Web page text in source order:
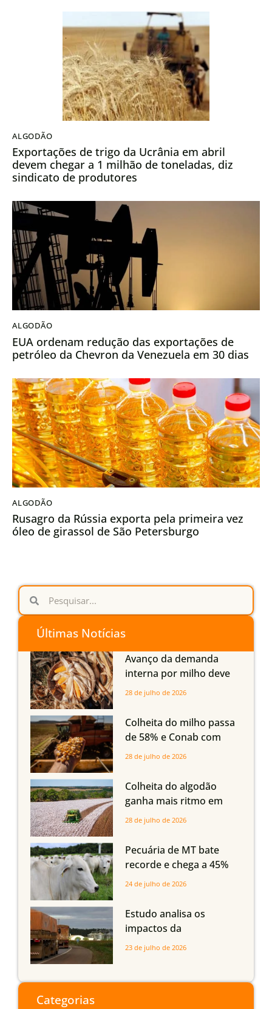
ALGODÃO
Exportações de trigo da Ucrânia em abril
devem chegar a 1 milhão de toneladas, diz
sindicato de produtores
ALGODÃO
EUA ordenam redução das exportações de
petróleo da Chevron da Venezuela em 30 dias
ALGODÃO
Rusagro da Rússia exporta pela primeira vez
óleo de girassol de São Petersburgo
Últimas Notícias
Avanço da demanda
interna por milho deve
compensar aumento da
em Mato Grosso, aponta
Imea
28 de julho de 2026
Colheita do milho passa
de 58% e Conab com
boas produtividades em
quedas em Tocantins,
Maranhão e Piauí
28 de julho de 2026
Colheita do algodão
ganha mais ritmo em
Mato Grosso, Mato
Maranhão
28 de julho de 2026
Pecuária de MT bate
recorde e chega a 45%
dos bovinos abatidos
24 de julho de 2026
Estudo analisa os
impactos da
infraestrutura logística
do Sul
23 de julho de 2026
Categorias